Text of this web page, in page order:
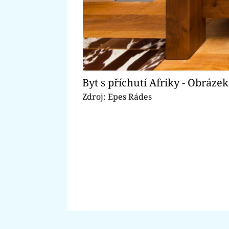
Byt s příchutí Afriky -
Zdroj: Epes Rádes